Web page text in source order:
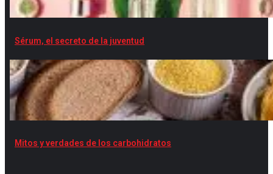
Sérum, el secreto de la juventud
Mitos y verdades de los carbohidratos